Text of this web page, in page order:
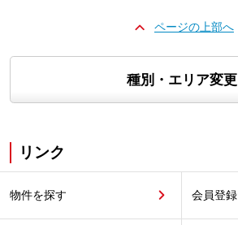
ページの上部へ
種別・エリア変更
リンク
物件を探す 会員登録